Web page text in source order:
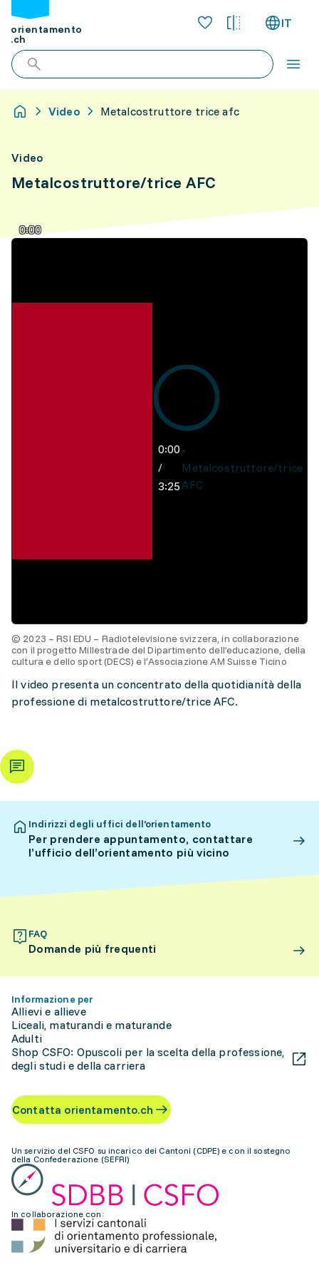
orientamento
.ch
IT
Video Metalcostruttore trice afc
Video
Metalcostruttore/trice AFC
0:00
0:00
/
3:25
Metalcostruttore/trice
AFC
© 2023 – RSI EDU – Radiotelevisione svizzera, in collaborazione
con il progetto Millestrade del Dipartimento dell’educazione, della
cultura e dello sport (DECS) e l’Associazione AM Suisse Ticino
Il video presenta un concentrato della quotidianità della
professione di metalcostruttore/trice AFC.
Indirizzi degli uffici dell’orientamento
Per prendere appuntamento, contattare
l’ufficio dell’orientamento più vicino
FAQ
Domande più frequenti
Informazione per
Allievi e allieve
Liceali, maturandi e maturande
Adulti
Shop CSFO: Opuscoli per la scelta della professione,
degli studi e della carriera
Contatta orientamento.ch
Un servizio del CSFO su incarico dei Cantoni (CDPE) e con il sostegno
della Confederazione (SEFRI)
In collaborazione con: